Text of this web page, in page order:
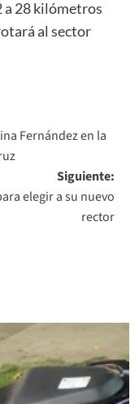
a 28 kilómetros
al sector
Fernández en la
Siguiente:
elegir a su nuevo
rector